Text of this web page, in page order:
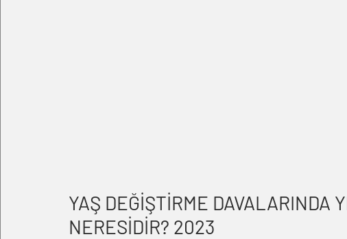
YAŞ DEĞİŞTİRME DAVALARINDA
NERESİDİR? 2023